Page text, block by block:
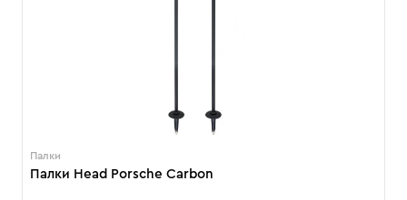
Палки
Палки Head Porsche Carbon